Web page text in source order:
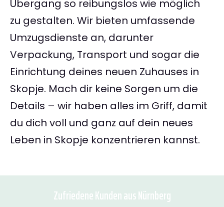
Übergang so reibungslos wie möglich
zu gestalten. Wir bieten umfassende
Umzugsdienste an, darunter
Verpackung, Transport und sogar die
Einrichtung deines neuen Zuhauses in
Skopje. Mach dir keine Sorgen um die
Details – wir haben alles im Griff, damit
du dich voll und ganz auf dein neues
Leben in Skopje konzentrieren kannst.
Zufriedene Kunden aus Nürnberg